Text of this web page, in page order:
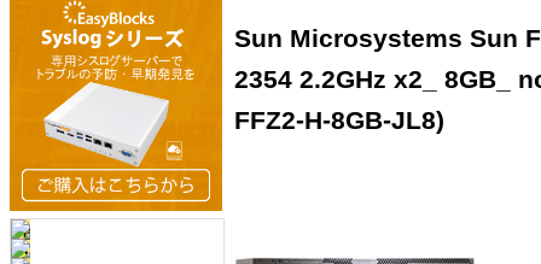
Sun Microsystems Sun
2354 2.2GHz x2_ 8GB_
FFZ2-H-8GB-JL8)